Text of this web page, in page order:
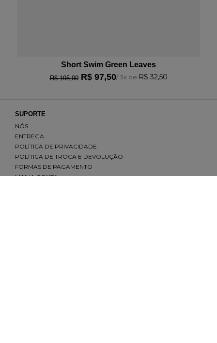
Short Swim Green Leaves
R$ 195,00 R$ 97,50/3x de R$ 32,50
SUPORTE
NÓS
ENTREGA
POLÍTICA DE PRIVACIDADE
POLÍTICA DE TROCA E DEVOLUÇÃO
FORMAS DE PAGAMENTO
MINHA CONTA